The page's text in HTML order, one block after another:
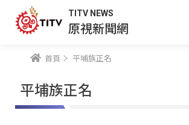
TITV NEWS
原視新聞網
首頁 平埔族正名
平埔族正名